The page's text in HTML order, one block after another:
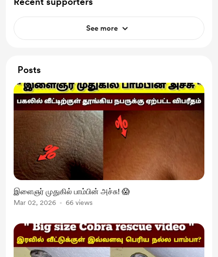
See more
Posts
இளைஞர் முதுகில் பாம்பின் அச்சு! 😱
Mar 02, 2026 66 views